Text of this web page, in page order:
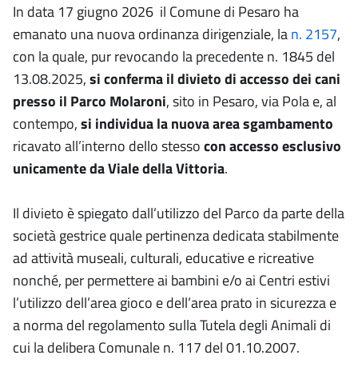
In data 17 giugno 2026 il Comune di Pesaro ha
emanato una nuova ordinanza dirigenziale, lan. 2157,
con la quale, pur revocando la precedente n. 1845 del
13.08.2025,si conferma il divieto di accesso dei cani
presso il Parco Molaroni, sito in Pesaro, via Pola e, al
contempo,si individua la nuova area sgambamento
ricavato all’interno dello stessocon accesso esclusivo
unicamente da Viale della Vittoria.
Il divieto è spiegato dall’utilizzo del Parco da parte della
società gestrice quale pertinenza dedicata stabilmente
ad attività museali, culturali, educative e ricreative
nonché, per permettere ai bambini e/o ai Centri estivi
l’utilizzo dell’area gioco e dell’area prato in sicurezza e
a norma del regolamento sulla Tutela degli Animali di
cui la delibera Comunale n. 117 del 01.10.2007.